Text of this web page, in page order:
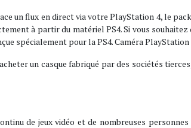
un flux en direct via votre PlayStation 4, le
à partir du matériel PS4. Si vous
spécialement pour la PS4. Caméra
un casque fabriqué par des sociétés
de jeux vidéo et de nombreuses